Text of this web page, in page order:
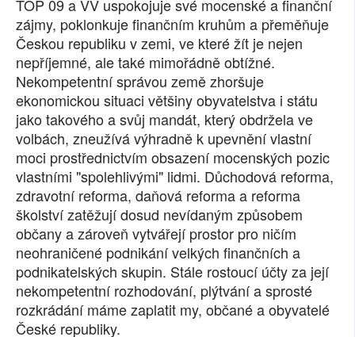
TOP 09 a VV uspokojuje své mocenské a finanční
zájmy, poklonkuje finančním kruhům a přeměňuje
Českou republiku v zemi, ve které žít je nejen
nepříjemné, ale také mimořádně obtížné.
Nekompetentní správou země zhoršuje
ekonomickou situaci většiny obyvatelstva i státu
jako takového a svůj mandát, který obdržela ve
volbách, zneužívá výhradně k upevnění vlastní
moci prostřednictvím obsazení mocenských pozic
vlastními "spolehlivými" lidmi. Důchodová reforma,
zdravotní reforma, daňová reforma a reforma
školství zatěžují dosud nevídaným způsobem
občany a zároveň vytvářejí prostor pro ničím
neohraničené podnikání velkých finančních a
podnikatelských skupin. Stále rostoucí účty za její
nekompetentní rozhodování, plýtvání a sprosté
rozkrádání máme zaplatit my, občané a obyvatelé
České republiky.